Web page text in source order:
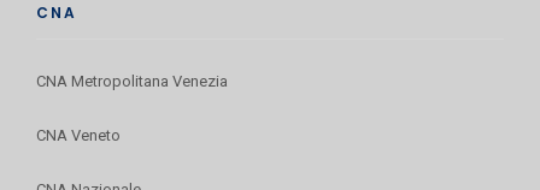
CNA
CNA Metropolitana Venezia
CNA Veneto